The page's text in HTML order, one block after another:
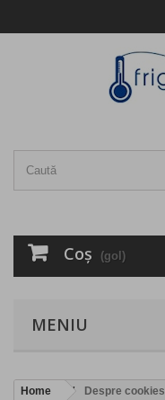
Coş (gol)
MENIU
Home Despre cookies